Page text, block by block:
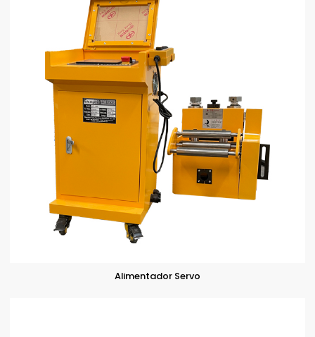
Alimentador Servo